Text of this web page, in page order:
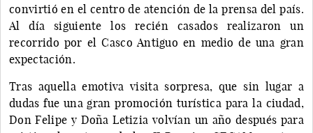
convirtió en el centro de atención de la prensa del país.
Al día siguiente los recién casados realizaron un
recorrido por el Casco Antiguo en medio de una gran
expectación.
Tras aquella emotiva visita sorpresa, que sin lugar a
dudas fue una gran promoción turística para la ciudad,
Don Felipe y Doña Letizia volvían un año después para